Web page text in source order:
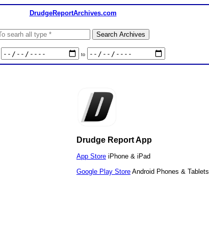
DrudgeReportArchives.com
to
Drudge Report App
App Store iPhone & iPad
Google Play Store Android Phones & Tablets